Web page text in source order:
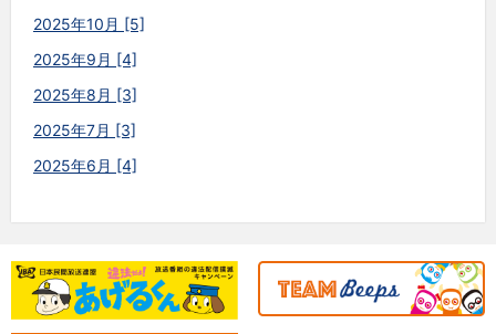
2025年10月 [5]
2025年9月 [4]
2025年8月 [3]
2025年7月 [3]
2025年6月 [4]